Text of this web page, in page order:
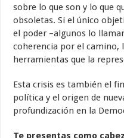
sobre lo que son y lo que
obsoletas. Si el único
el poder –algunos lo
coherencia por el camino,
herramientas que la
Esta crisis es también el
política y el origen de
profundización en la
Te presentas como